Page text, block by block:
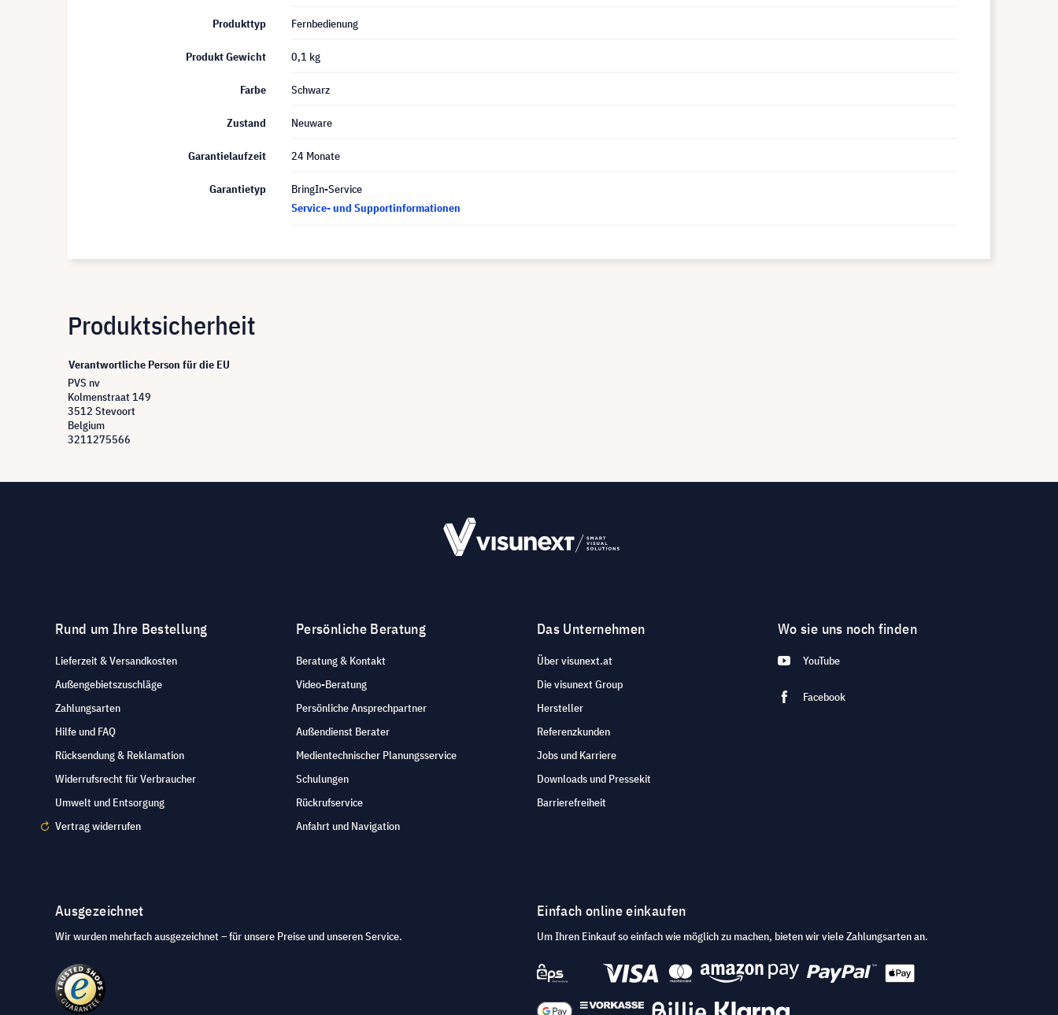
Produkttyp Fernbedienung
Produkt Gewicht 0,1 kg
Farbe Schwarz
Zustand Neuware
Garantielaufzeit 24 Monate
Garantietyp
BringIn-Service
Service- und Supportinformationen
Produktsicherheit
Verantwortliche Person für die EU
PVS nv
Kolmenstraat 149
3512 Stevoort
Belgium
3211275566
Rund um Ihre Bestellung
Lieferzeit & Versandkosten
Außengebietszuschläge
Zahlungsarten
Hilfe und FAQ
Rücksendung & Reklamation
Widerrufsrecht für Verbraucher
Umwelt und Entsorgung
Vertrag widerrufen
Persönliche Beratung
Beratung & Kontakt
Video-Beratung
Persönliche Ansprechpartner
Außendienst Berater
Medientechnischer Planungsservice
Schulungen
Rückrufservice
Anfahrt und Navigation
Das Unternehmen
Über visunext.at
Die visunext Group
Hersteller
Referenzkunden
Jobs und Karriere
Downloads und Pressekit
Barrierefreiheit
Wo sie uns noch finden
YouTube
Facebook
Ausgezeichnet
Wir wurden mehrfach ausgezeichnet – für unsere Preise und unseren Service.
Einfach online einkaufen
Um Ihren Einkauf so einfach wie möglich zu machen, bieten wir viele Zahlungsarten an.